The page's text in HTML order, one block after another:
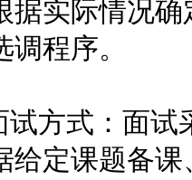
据实际情况
程序。
式：面试
给定课题备